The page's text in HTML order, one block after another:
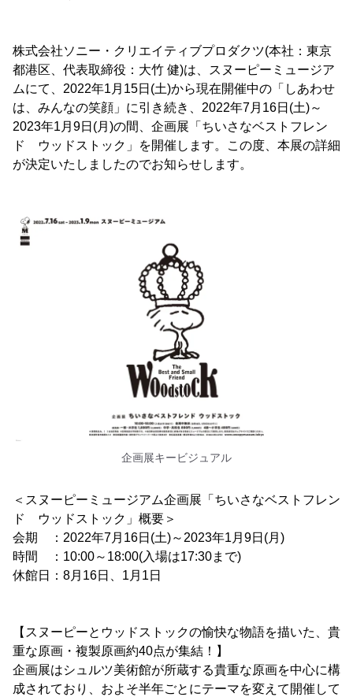
株式会社ソニー・クリエイティブプロダクツ(本社：東京
都港区、代表取締役：大竹 健)は、スヌーピーミュージア
ムにて、2022年1月15日(土)から現在開催中の「しあわせ
は、みんなの笑顔」に引き続き、2022年7月16日(土)～
2023年1月9日(月)の間、企画展「ちいさなベストフレン
ド ウッドストック」を開催します。この度、本展の詳細
が決定いたしましたのでお知らせします。
企画展キービジュアル
＜スヌーピーミュージアム企画展「ちいさなベストフレン
ド ウッドストック」概要＞
会期 ：2022年7月16日(土)～2023年1月9日(月)
時間 ：10:00～18:00(入場は17:30まで)
休館日：8月16日、1月1日
【スヌーピーとウッドストックの愉快な物語を描いた、貴
重な原画・複製原画約40点が集結！】
企画展はシュルツ美術館が所蔵する貴重な原画を中心に構
成されており、およそ半年ごとにテーマを変えて開催して